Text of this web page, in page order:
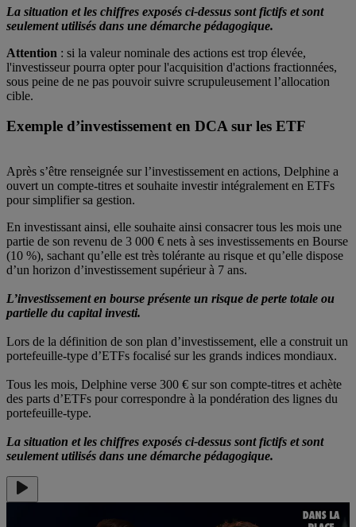
La situation et les chiffres exposés ci-dessus sont fictifs et sont
seulement utilisés dans une démarche pédagogique.
Attention : si la valeur nominale des actions est trop élevée,
l'investisseur pourra opter pour l'acquisition d'actions fractionnées,
sous peine de ne pas pouvoir suivre scrupuleusement l’allocation
cible.
Exemple d’investissement en DCA sur les ETF
Après s’être renseignée sur l’investissement en actions, Delphine a
ouvert un compte-titres et souhaite investir intégralement en ETFs
pour simplifier sa gestion.
En investissant ainsi, elle souhaite ainsi consacrer tous les mois une
partie de son revenu de 3 000 € nets à ses investissements en Bourse
(10 %), sachant qu’elle est très tolérante au risque et qu’elle dispose
d’un horizon d’investissement supérieur à 7 ans.
L’investissement en bourse présente un risque de perte totale ou
partielle du capital investi.
Lors de la définition de son plan d’investissement, elle a construit un
portefeuille-type d’ETFs focalisé sur les grands indices mondiaux.
Tous les mois, Delphine verse 300 € sur son compte-titres et achète
des parts d’ETFs pour correspondre à la pondération des lignes du
portefeuille-type.
La situation et les chiffres exposés ci-dessus sont fictifs et sont
seulement utilisés dans une démarche pédagogique.